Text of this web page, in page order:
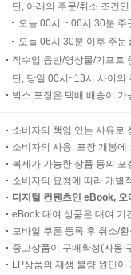
단, 아래의 주문/취소 조건
오늘 00시 ~ 06시 30분
오늘 06시 30분 이후 주
직수입 음반/영상물/기프트
단, 당일 00시~13시 사이의
박스 포장은 택배 배송이
소비자의 책임 있는 사유로
소비자의 사용, 포장 개봉
복제가 가능한 상품 등의
소비자의 요청에 따라 개별
디지털 컨텐츠인 eBook,
eBook 대여 상품은 대여 기
모바일 쿠폰 등록 후 취소/
중고상품이 구매확정(자동
LP상품의 재생 불량 원인